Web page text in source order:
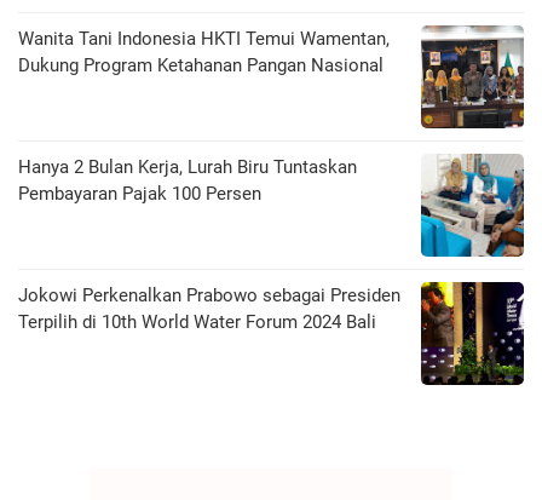
Wanita Tani Indonesia HKTI Temui Wamentan,
Dukung Program Ketahanan Pangan Nasional
Hanya 2 Bulan Kerja, Lurah Biru Tuntaskan
Pembayaran Pajak 100 Persen
Jokowi Perkenalkan Prabowo sebagai Presiden
Terpilih di 10th World Water Forum 2024 Bali